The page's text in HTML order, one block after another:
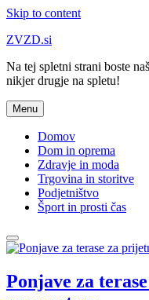
Skip to content
ZVZD.si
Na tej spletni strani boste
nikjer drugje na spletu!
Menu
Domov
Dom in oprema
Zdravje in moda
Trgovina in storitve
Podjetništvo
Šport in prosti čas
Ponjave za